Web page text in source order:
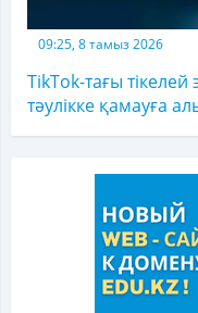
09:25, 8 тамыз 2026
TikTok-тағы
тәулікке қамауға